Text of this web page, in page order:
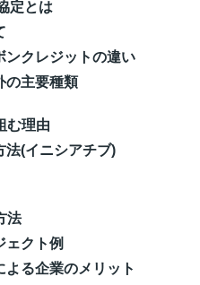
定とは
ンクレジットの違い
の主要種類
む理由
法(イニシアチブ)
法
ェクト例
よる企業のメリット